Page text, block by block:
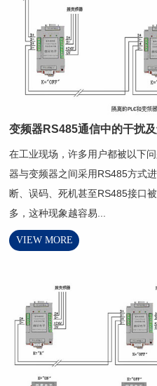
变频器RS485通信中的干扰
在工业现场，许多用户都被以下
器与变频器之间采用RS485方式
断、误码、死机甚至RS485接口
多，这种现象越容易...
VIEW MORE